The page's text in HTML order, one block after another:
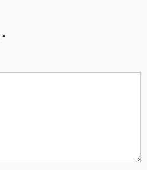
*